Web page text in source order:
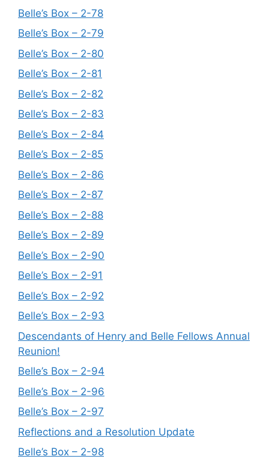
Belle’s Box – 2-78
Belle’s Box – 2-79
Belle’s Box – 2-80
Belle’s Box – 2-81
Belle’s Box – 2-82
Belle’s Box – 2-83
Belle’s Box – 2-84
Belle’s Box – 2-85
Belle’s Box – 2-86
Belle’s Box – 2-87
Belle’s Box – 2-88
Belle’s Box – 2-89
Belle’s Box – 2-90
Belle’s Box – 2-91
Belle’s Box – 2-92
Belle’s Box – 2-93
Descendants of Henry and Belle Fellows Annual
Reunion!
Belle’s Box – 2-94
Belle’s Box – 2-96
Belle’s Box – 2-97
Reflections and a Resolution Update
Belle’s Box – 2-98